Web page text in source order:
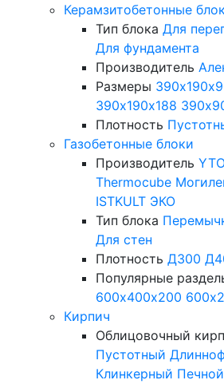
Керамзитобетонные
Тип блока Для
Для фундамента
Производитель
Размеры
390х190х188
Плотность
Газобетонные блоки
Производитель
Thermocube
ISTKULT ЭКО
Тип блока
Для стен
Плотность Д300
Популярные
600х400х200
Кирпич
Облицовочный
Пустотный
Клинкерный Печной